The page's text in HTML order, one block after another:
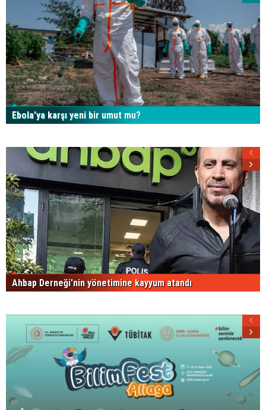
Ebola’ya karşı yeni bir umut mu?
Ahbap Derneği'nin yönetimine kayyum atandı